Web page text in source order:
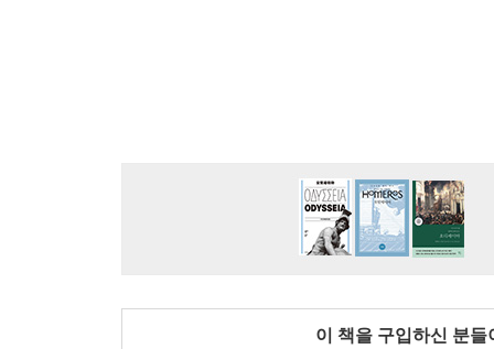
이 책을 구입하신 분